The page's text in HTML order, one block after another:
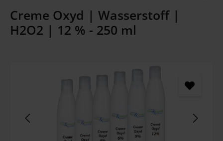
Creme Oxyd | Wasserstoff |
H2O2 | 12 % - 250 ml